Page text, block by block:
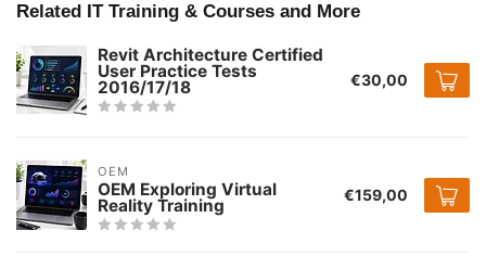
Related IT Training & Courses and More
Revit Architecture Certified
User Practice Tests
2016/17/18 €30,00
OEM
OEM Exploring Virtual
Reality Training €159,00